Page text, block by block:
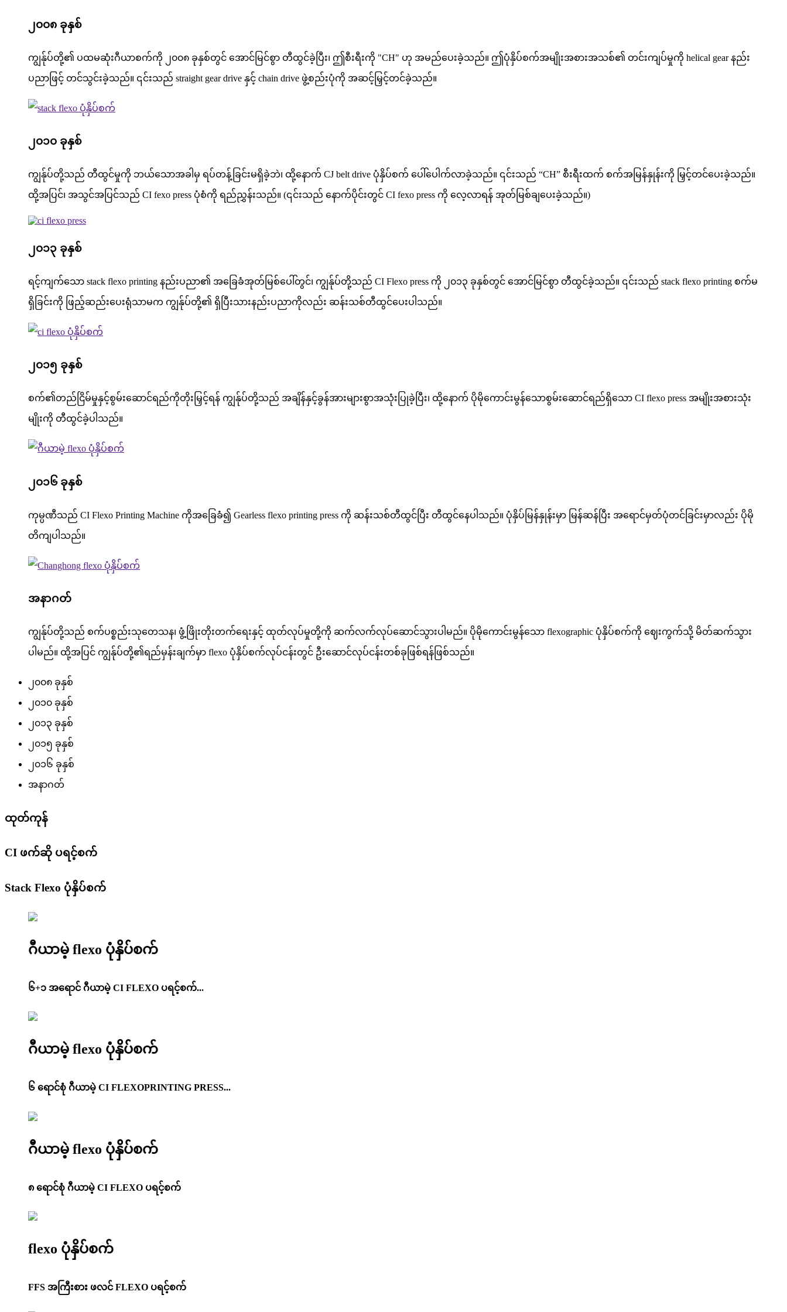
၂၀၀၈ ခုနှစ်
ကျွန်ုပ်တို့၏ ပထမဆုံးဂီယာစက်ကို ၂၀၀၈ ခုနှစ်တွင် အောင်မြင်စွာ တီထွင်ခဲ့ပြီး၊ ဤစီးရီးကို "CH" ဟု အမည်ပေးခဲ့သည်။ ဤပုံနှိပ်စက်အမျိုးအစားအသစ်၏ တင်းကျပ်မှုကို helical gear နည်း
ပညာဖြင့် တင်သွင်းခဲ့သည်။ ၎င်းသည် straight gear drive နှင့် chain drive ဖွဲ့စည်းပုံကို အဆင့်မြှင့်တင်ခဲ့သည်။
၂၀၁၀ ခုနှစ်
ကျွန်ုပ်တို့သည် တီထွင်မှုကို ဘယ်သောအခါမှ ရပ်တန့်ခြင်းမရှိခဲ့ဘဲ၊ ထို့နောက် CJ belt drive ပုံနှိပ်စက် ပေါ်ပေါက်လာခဲ့သည်။ ၎င်းသည် “CH” စီးရီးထက် စက်အမြန်နှုန်းကို မြှင့်တင်ပေးခဲ့သည်။
ထို့အပြင်၊ အသွင်အပြင်သည် CI fexo press ပုံစံကို ရည်ညွှန်းသည်။ (၎င်းသည် နောက်ပိုင်းတွင် CI fexo press ကို လေ့လာရန် အုတ်မြစ်ချပေးခဲ့သည်။)
၂၀၁၃ ခုနှစ်
ရင့်ကျက်သော stack flexo printing နည်းပညာ၏ အခြေခံအုတ်မြစ်ပေါ်တွင်၊ ကျွန်ုပ်တို့သည် CI Flexo press ကို ၂၀၁၃ ခုနှစ်တွင် အောင်မြင်စွာ တီထွင်ခဲ့သည်။ ၎င်းသည် stack flexo printing စက်မ
ရှိခြင်းကို ဖြည့်ဆည်းပေးရုံသာမက ကျွန်ုပ်တို့၏ ရှိပြီးသားနည်းပညာကိုလည်း ဆန်းသစ်တီထွင်ပေးပါသည်။
၂၀၁၅ ခုနှစ်
စက်၏တည်ငြိမ်မှုနှင့်စွမ်းဆောင်ရည်ကိုတိုးမြှင့်ရန် ကျွန်ုပ်တို့သည် အချိန်နှင့်ခွန်အားများစွာအသုံးပြုခဲ့ပြီး၊ ထို့နောက် ပိုမိုကောင်းမွန်သောစွမ်းဆောင်ရည်ရှိသော CI flexo press အမျိုးအစားသုံး
မျိုးကို တီထွင်ခဲ့ပါသည်။
၂၀၁၆ ခုနှစ်
ကုမ္ပဏီသည် CI Flexo Printing Machine ကိုအခြေခံ၍ Gearless flexo printing press ကို ဆန်းသစ်တီထွင်ပြီး တီထွင်နေပါသည်။ ပုံနှိပ်မြန်နှုန်းမှာ မြန်ဆန်ပြီး အရောင်မှတ်ပုံတင်ခြင်းမှာလည်း ပိုမို
တိကျပါသည်။
အနာဂတ်
ကျွန်ုပ်တို့သည် စက်ပစ္စည်းသုတေသန၊ ဖွံ့ဖြိုးတိုးတက်ရေးနှင့် ထုတ်လုပ်မှုတို့ကို ဆက်လက်လုပ်ဆောင်သွားပါမည်။ ပိုမိုကောင်းမွန်သော flexographic ပုံနှိပ်စက်ကို ဈေးကွက်သို့ မိတ်ဆက်သွား
ပါမည်။ ထို့အပြင် ကျွန်ုပ်တို့၏ရည်မှန်းချက်မှာ flexo ပုံနှိပ်စက်လုပ်ငန်းတွင် ဦးဆောင်လုပ်ငန်းတစ်ခုဖြစ်ရန်ဖြစ်သည်။
၂၀၀၈ ခုနှစ်
၂၀၁၀ ခုနှစ်
၂၀၁၃ ခုနှစ်
၂၀၁၅ ခုနှစ်
၂၀၁၆ ခုနှစ်
အနာဂတ်
ထုတ်ကုန်
CI ဖက်ဆို ပရင့်စက်
Stack Flexo ပုံနှိပ်စက်
ဂီယာမဲ့ flexo ပုံနှိပ်စက်
၆+၁ အရောင် ဂီယာမဲ့ CI FLEXO ပရင့်စက်...
ဂီယာမဲ့ flexo ပုံနှိပ်စက်
၆ ရောင်စုံ ဂီယာမဲ့ CI FLEXOPRINTING PRESS...
ဂီယာမဲ့ flexo ပုံနှိပ်စက်
၈ ရောင်စုံ ဂီယာမဲ့ CI FLEXO ပရင့်စက်
flexo ပုံနှိပ်စက်
FFS အကြီးစား ဖလင် FLEXO ပရင့်စက်